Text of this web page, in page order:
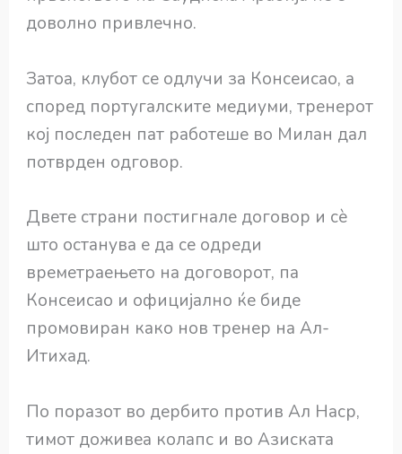
доволно привлечно.
Затоа, клубот се одлучи за Консеисао, а
според португалските медиуми, тренерот
кој последен пат работеше во Милан дал
потврден одговор.
Двете страни постигнале договор и сè
што останува е да се одреди
времетраењето на договорот, па
Консеисао и официјално ќе биде
промовиран како нов тренер на Ал-
Итихад.
По поразот во дербито против Ал Наср,
тимот доживеа колапс и во Азиската